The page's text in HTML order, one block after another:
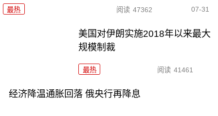
最热 阅读 47362 07-31
美国对伊朗实施2018年以来最大
规模制裁
最热 阅读 41461
经济降温通胀回落 俄央行再降息